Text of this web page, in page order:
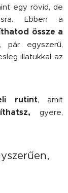
egy rövid, de
Ebben a
össze a
pár egyszerű,
illatukkal az
rutint, amit
gyere,